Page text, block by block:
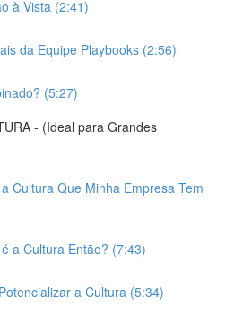
à Vista (2:41)
da Equipe Playbooks (2:56)
(5:27)
- (Ideal para Grandes
Cultura Que Minha Empresa Tem
a Cultura Então? (7:43)
a Cultura (5:34)